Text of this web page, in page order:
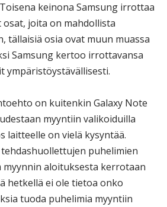
keinona Samsung irrottaa
joita on mahdollista
tällaisiä osia ovat muun muassa
Samsung kertoo irrottavansa
ympäristöystävällisesti.
on kuitenkin Galaxy Note
myyntiin valikoiduilla
laitteelle on vielä kysyntää.
puhelimien
myynnin aloituksesta kerrotaan
hetkellä ei ole tietoa onko
tuoda puhelimia myyntiin